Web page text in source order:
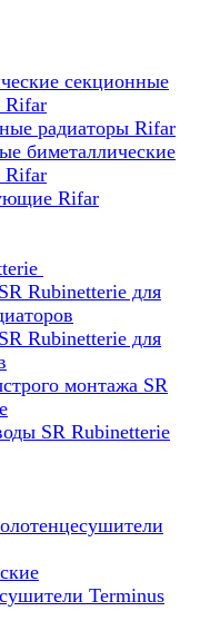
секционные
Rifar
радиаторы Rifar
биметаллические
Rifar
Rifar
Rubinetterie для
Rubinetterie для
монтажа SR
SR Rubinetterie
Terminus